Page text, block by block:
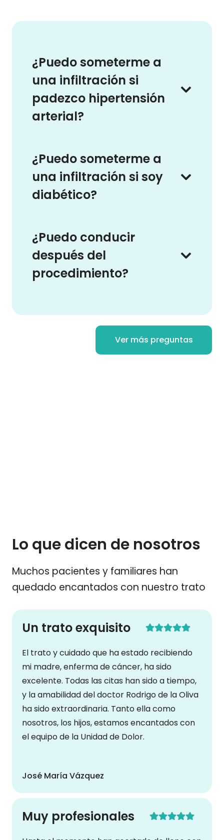
¿Puedo someterme a
una infiltración si
padezco hipertensión
arterial?
¿Puedo someterme a
una infiltración si soy
diabético?
¿Puedo conducir
después del
procedimiento?
Ver más preguntas
Lo que dicen de nosotros
Muchos pacientes y familiares han
quedado encantados con nuestro trato
Un trato exquisito
El trato y cuidado que ha estado recibiendo
mi madre, enferma de cáncer, ha sido
excelente. Todas las citas han sido a tiempo,
y la amabilidad del doctor Rodrigo de la Oliva
ha sido extraordinaria. Tanto ella como
nosotros, los hijos, estamos encantados con
el equipo de la Unidad de Dolor.
José María Vázquez
Muy profesionales